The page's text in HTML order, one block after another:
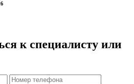
к специалисту или